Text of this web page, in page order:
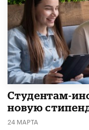
Студентам-
новую
24 МАРТА